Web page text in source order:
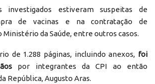
investigados estiveram suspeitas de
de vacinas e na contratação de
da Saúde, entre outros casos.
de 1.288 páginas, incluindo anexos, foi
por integrantes da CPI ao então
República, Augusto Aras.